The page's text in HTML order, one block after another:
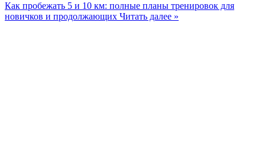
Как пробежать 5 и 10 км: полные планы тренировок для
новичков и продолжающих Читать далее »